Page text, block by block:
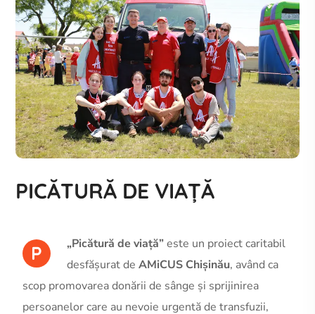
PICĂTURĂ DE VIAȚĂ
P „Picătură de viață”este un proiect caritabil
desfășurat de AMiCUS Chișinău, având ca
scop promovarea donării de sânge și sprijinirea
persoanelor care au nevoie urgentă de transfuzii,